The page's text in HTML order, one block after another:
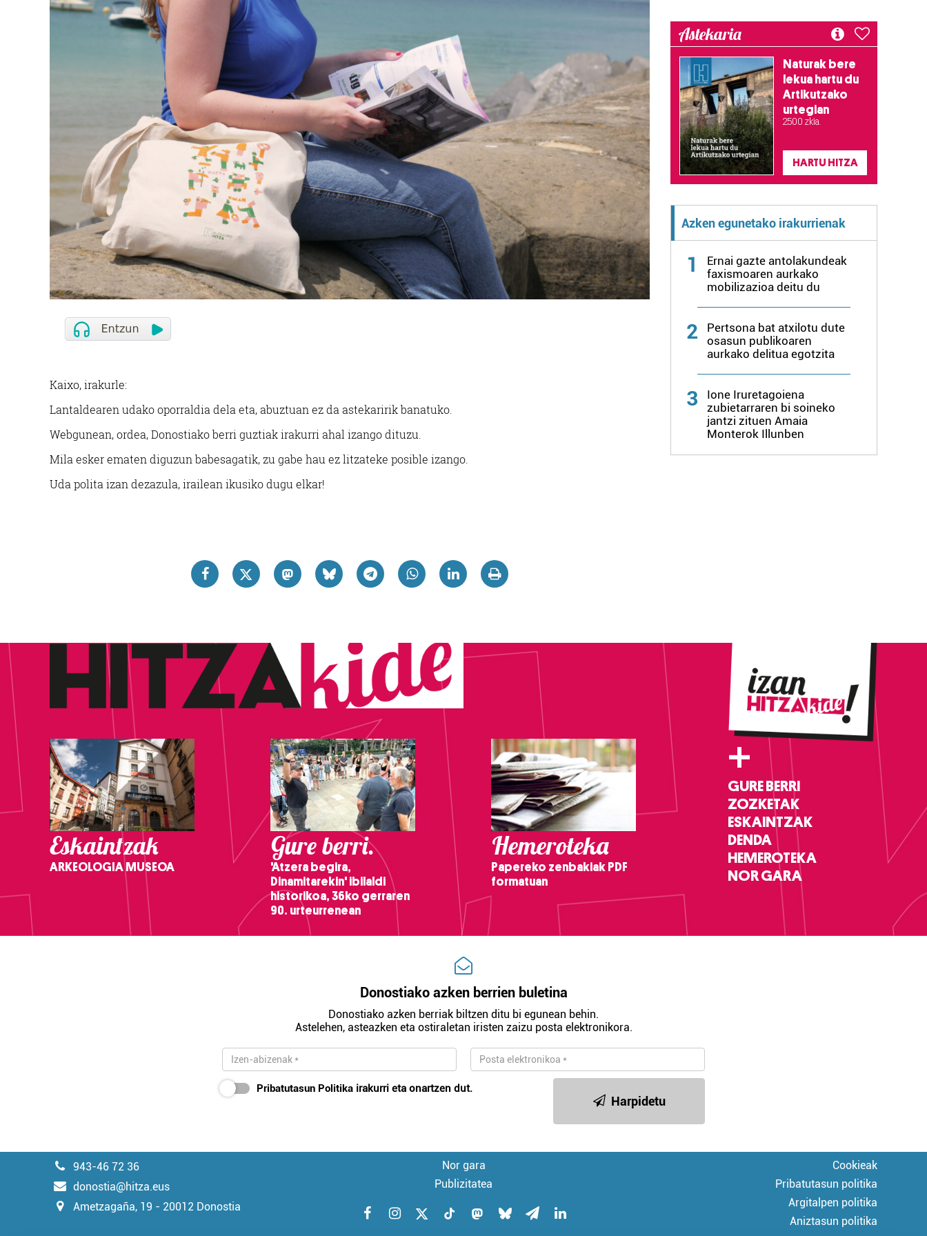
Kaixo, irakurle:
Lantaldearen udako oporraldia dela eta, abuztuan ez da astekaririk banatuko.
Webgunean, ordea, Donostiako berri guztiak irakurri ahal izango dituzu.
Mila esker ematen diguzun babesagatik, zu gabe hau ez litzateke posible izango.
Uda polita izan dezazula, irailean ikusiko dugu elkar!
Astekaria
Naturak bere
lekua hartu du
Artikutzako
urtegian
2.500 zkia.
HARTU HITZA
Azken egunetako irakurrienak
1
Ernai gazte antolakundeak
faxismoaren aurkako
mobilizazioa deitu du
2
Pertsona bat atxilotu dute
osasun publikoaren
aurkako delitua egotzita
3
Ione Iruretagoiena
zubietarraren bi soineko
jantzi zituen Amaia
Monterok Illunben
Eskaintzak
ARKEOLOGIA MUSEOA
Gure berri.
'Atzera begira,
Dinamitarekin' ibilaldi
historikoa, 36ko gerraren
90. urteurrenean
Hemeroteka
Papereko zenbakiak PDF
formatuan
+
GURE BERRI
ZOZKETAK
ESKAINTZAK
DENDA
HEMEROTEKA
NOR GARA
Donostiako azken berrien buletina
Donostiako azken berriak biltzen ditu bi egunean behin.
Astelehen, asteazken eta ostiraletan iristen zaizu posta elektronikora.
Pribatutasun Politika irakurri eta onartzen dut.
Harpidetu
943-46 72 36
donostia@hitza.eus
Ametzagaña, 19 - 20012 Donostia
Nor gara
Publizitatea
Cookieak
Pribatutasun politika
Argitalpen politika
Aniztasun politika